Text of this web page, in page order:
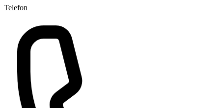
Telefon